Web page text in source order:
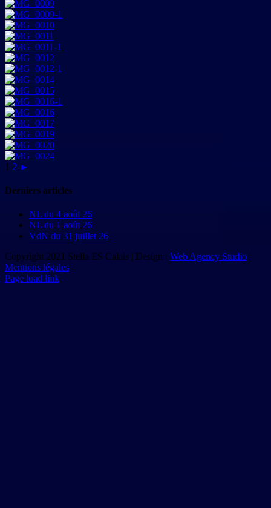
1 2 ►
Derniers articles
NL du 4 août 26
NL du 1 août 26
VdN du 31 juillet 26
Copyright 2021 Stella ES Calais | Design : Web Agency Studio |
Mentions légales
Page load link